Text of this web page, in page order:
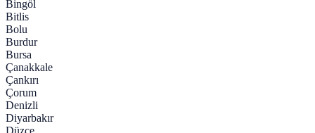
Bingöl
Bitlis
Bolu
Burdur
Bursa
Çanakkale
Çankırı
Çorum
Denizli
Diyarbakır
Düzce